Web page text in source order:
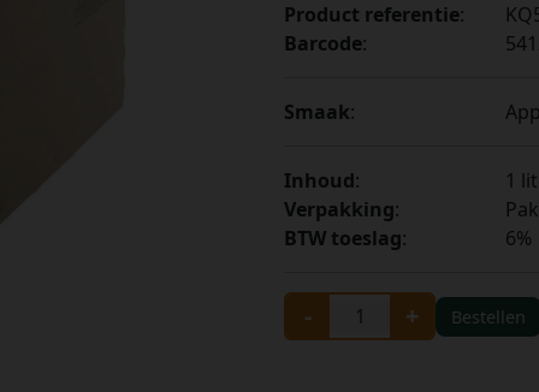
Product referentie:
Barcode:
Smaak:
Inhoud:
1
Verpakking:
BTW toeslag: 6%
- + Bestellen